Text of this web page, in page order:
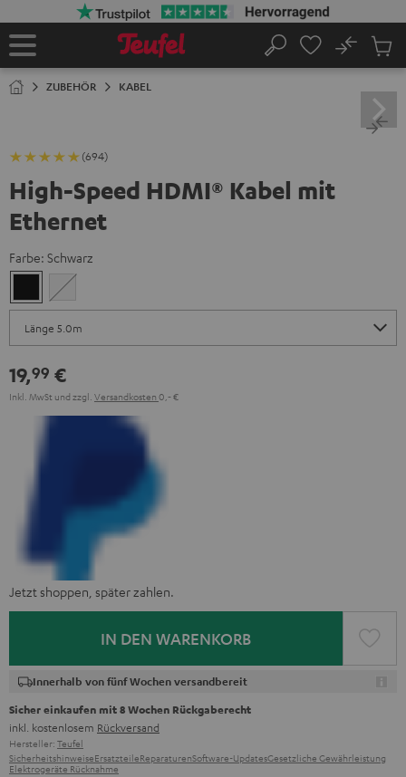
Startseite
Suche
No
ZUBEHÖR KABEL
(694)
High-Speed HDMI® Kabel mit
Ethernet
Farbe: Schwarz
Schwarz
19,99 €
Inkl. MwSt und zzgl. Versandkosten 0,‐ €
Jetzt shoppen, später zahlen.
IN DEN WARENKORB
Innerhalb von fünf Wochen versandbereit
Sicher einkaufen mit 8 Wochen Rückgaberecht
inkl. kostenlosem Rückversand
Hersteller: Teufel
SicherheitshinweiseErsatzteileReparaturenSoftware-UpdatesGesetzliche Gewährleistung
Elektrogeräte Rücknahme